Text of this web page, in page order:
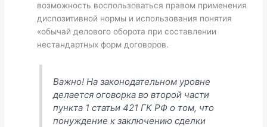
возможность воспользоваться правом применения
диспозитивной нормы и использования понятия
«обычай делового оборота при составлении
нестандартных форм договоров.
Важно! На законодательном уровне
делается оговорка во второй части
пункта 1 статьи 421 ГК РФ о том, что
понуждение к заключению сделки